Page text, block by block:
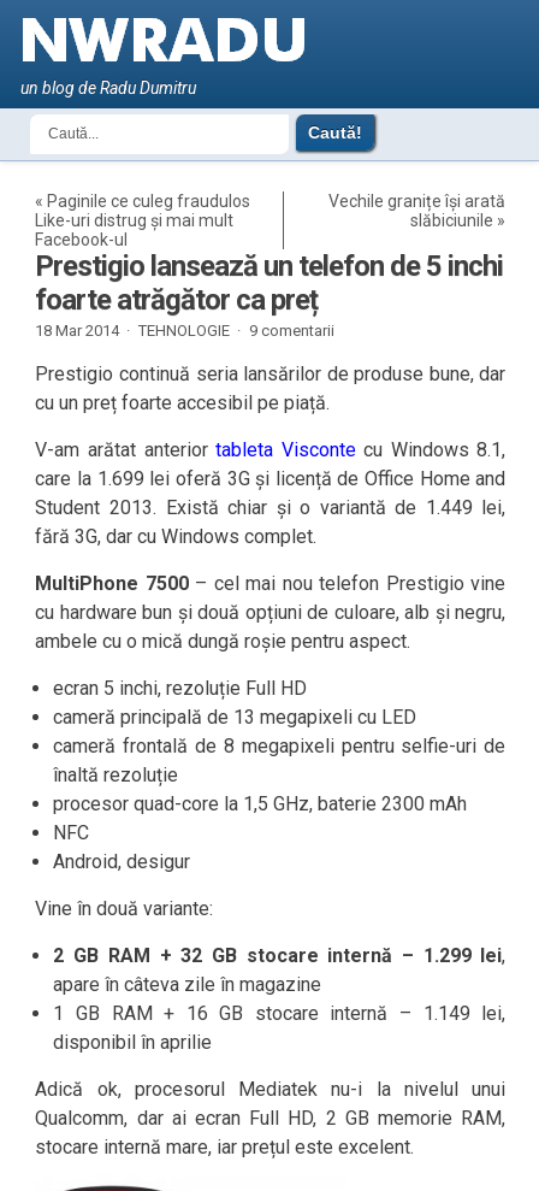
un blog de Radu Dumitru
« Paginile ce culeg fraudulos
Like-uri distrug și mai mult
Facebook-ul
Vechile granițe își arată
slăbiciunile »
Prestigio lansează un telefon de 5 inchi
foarte atrăgător ca preț
18 Mar 2014 · TEHNOLOGIE · 9 comentarii
Prestigio continuă seria lansărilor de produse bune, dar
cu un preț foarte accesibil pe piață.
V-am arătat anteriortableta Viscontecu Windows 8.1,
care la 1.699 lei oferă 3G și licență de Office Home and
Student 2013. Există chiar și o variantă de 1.449 lei,
fără 3G, dar cu Windows complet.
MultiPhone 7500– cel mai nou telefon Prestigio vine
cu hardware bun și două opțiuni de culoare, alb și negru,
ambele cu o mică dungă roșie pentru aspect.
ecran 5 inchi, rezoluție Full HD
cameră principală de 13 megapixeli cu LED
cameră frontală de 8 megapixeli pentru selfie-uri de
înaltă rezoluție
procesor quad-core la 1,5 GHz, baterie 2300 mAh
NFC
Android, desigur
Vine în două variante:
2 GB RAM + 32 GB stocare internă – 1.299 lei,
apare în câteva zile în magazine
1 GB RAM + 16 GB stocare internă – 1.149 lei,
disponibil în aprilie
Adică ok, procesorul Mediatek nu-i la nivelul unui
Qualcomm, dar ai ecran Full HD, 2 GB memorie RAM,
stocare internă mare, iar prețul este excelent.